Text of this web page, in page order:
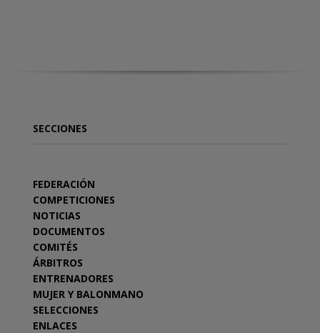
SECCIONES
FEDERACIÓN
COMPETICIONES
NOTICIAS
DOCUMENTOS
COMITÉS
ÁRBITROS
ENTRENADORES
MUJER Y BALONMANO
SELECCIONES
ENLACES